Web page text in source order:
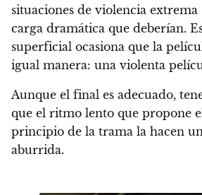
situaciones de violencia extrema
carga dramática que deberían.
superficial ocasiona que la
igual manera: una violenta
Aunque el final es adecuado,
que el ritmo lento que propone
principio de la trama la hacen
aburrida.